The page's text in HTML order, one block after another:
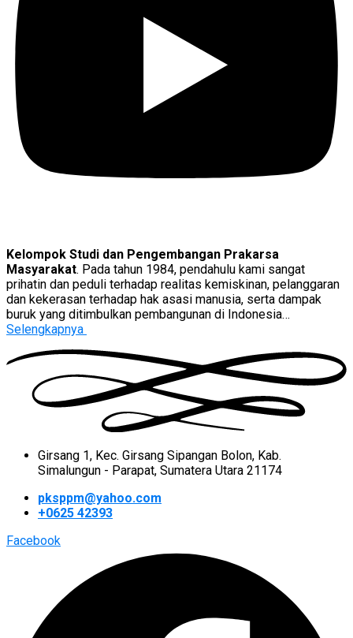
Kelompok Studi dan Pengembangan Prakarsa
Masyarakat. Pada tahun 1984, pendahulu kami sangat
prihatin dan peduli terhadap realitas kemiskinan, pelanggaran
dan kekerasan terhadap hak asasi manusia, serta dampak
buruk yang ditimbulkan pembangunan di Indonesia…
Selengkapnya
Girsang 1, Kec. Girsang Sipangan Bolon, Kab.
Simalungun - Parapat, Sumatera Utara 21174
pksppm@yahoo.com
+0625 42393
Facebook